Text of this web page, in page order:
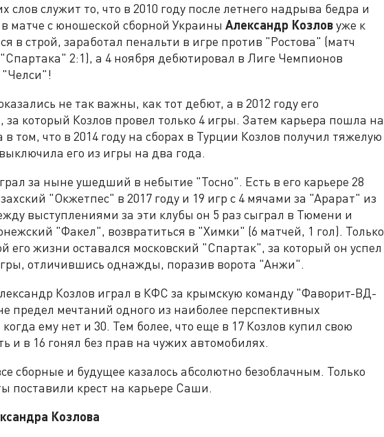
слов служит то, что в 2010 году после летнего надрыва бедра и
матче с юношеской сборной Украины Александр Козловуже к
в строй, заработал пенальти в игре против "Ростова" (матч
2:1), а 4 ноября дебютировал в Лиге Чемпионов
"Челси"!
не так важны, как тот дебют, а в 2012 году его
который Козлов провел только 4 игры. Затем карьера пошла на
том, что в 2014 году на сборах в Турции Козлов получил тяжелую
его из игры на два года.
за ныне ушедший в небытие "Тосно". Есть в его карьере 28
"Окжетпес" в 2017 году и 19 игр с 4 мячами за "Арарат" из
выступлениями за эти клубы он 5 раз сыграл в Тюмени и
"Факел", возвратиться в "Химки" (6 матчей, 1 гол). Только
его жизни оставался московский "Спартак", за который он успел
отличившись однажды, поразив ворота "Анжи".
Козлов играл в КФС за крымскую команду "Фаворит-ВД-
предел мечтаний одного из наиболее перспективных
ему нет и 30. Тем более, что еще в 17 Козлов купил свою
и в 16 гонял без прав на чужих автомобилях.
сборные и будущее казалось абсолютно безоблачным. Только
поставили крест на карьере Саши.
Козлова